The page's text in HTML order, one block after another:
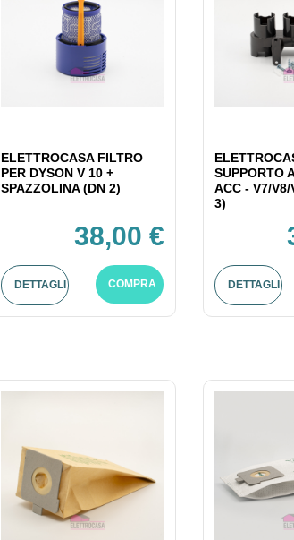
ELETTROCASA FILTRO
PER DYSON V 10 +
SPAZZOLINA (DN 2)
38,00 €
DETTAGLI COMPRA
SUPPORTO
ACC - V7/V8/
3)
DETTAGLI